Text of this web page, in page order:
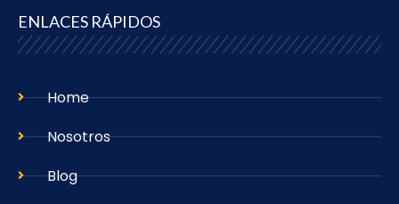
ENLACES RÁPIDOS
Home
Nosotros
Blog